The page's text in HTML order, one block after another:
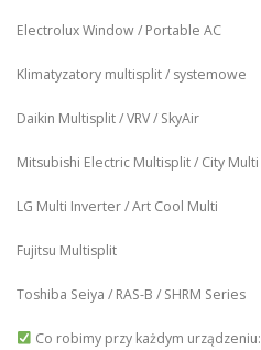
Electrolux Window / Portable AC
Klimatyzatory multisplit / systemowe
Daikin Multisplit / VRV / SkyAir
Mitsubishi Electric Multisplit / City Multi
LG Multi Inverter / Art Cool Multi
Fujitsu Multisplit
Toshiba Seiya / RAS-B / SHRM Series
Co robimy przy każdym urządzeniu: